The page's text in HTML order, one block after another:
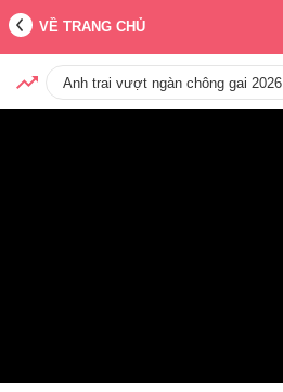
VỀ TRANG CHỦ
Anh trai vượt ngàn chông gai 2026